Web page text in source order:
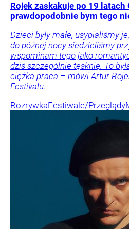
Rojek zaskakuje po 19 latach
prawdopodobnie bym tego
Dzieci były małe, usypialiśmy
do późnej nocy siedzieliśmy
wspominam tego jako
dziś szczególnie tęsknię. To
ciężka praca – mówi Artur
Festivalu.
RozrywkaFestiwale/Przeglądy